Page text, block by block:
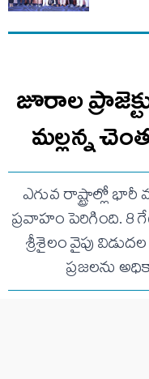
జూరాల
మల్లన్న
ఎగువ రాష్ట్రాల్లో భారీ
ప్రవాహం పెరిగింది. 8
శ్రీశైలం వైపు
ప్రజలను